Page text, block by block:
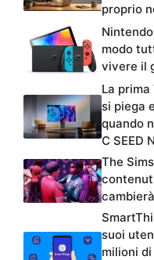
proprio
modo
vivere il
La
si piega
quando
C SEED
The
suoi
milioni